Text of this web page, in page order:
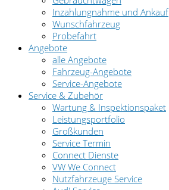
Inzahlungnahme und Ankauf
Wunschfahrzeug
Probefahrt
Angebote
alle Angebote
Fahrzeug-Angebote
Service-Angebote
Service & Zubehör
Wartung & Inspektionspaket
Leistungsportfolio
Großkunden
Service Termin
Connect Dienste
VW We Connect
Nutzfahrzeuge Service